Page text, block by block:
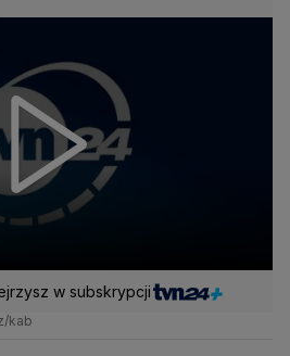
w subskrypcji
kab